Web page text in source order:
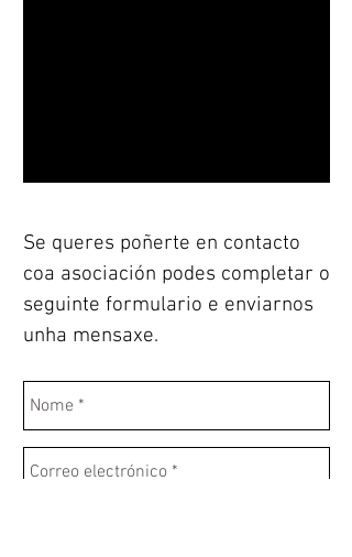
Se queres poñerte en contacto
coa asociación podes completar o
seguinte formulario e enviarnos
unha mensaxe.